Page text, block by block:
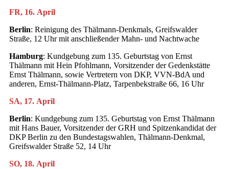
FR, 16. April
Berlin: Reinigung des Thälmann-Denkmals, Greifswalder
Straße, 12 Uhr mit anschließender Mahn- und Nachtwache
Hamburg: Kundgebung zum 135. Geburtstag von Ernst
Thälmann mit Hein Pfohlmann, Vorsitzender der Gedenkstätte
Ernst Thälmann, sowie Vertretern von DKP, VVN-BdA und
anderen, Ernst-Thälmann-Platz, Tarpenbekstraße 66, 16 Uhr
SA, 17. April
Berlin: Kundgebung zum 135. Geburtstag von Ernst Thälmann
mit Hans Bauer, Vorsitzender der GRH und Spitzenkandidat der
DKP Berlin zu den Bundestagswahlen, Thälmann-Denkmal,
Greifswalder Straße 52, 14 Uhr
SO, 18. April